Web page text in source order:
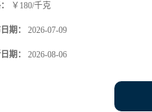
￥180/千克
期： 2026-07-09
期： 2026-08-06